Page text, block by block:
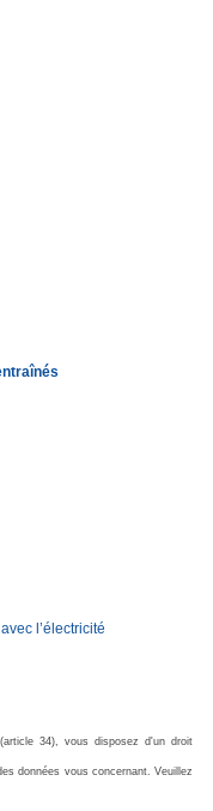
l’électricité
34), vous disposez d'un droit
données vous concernant. Veuillez